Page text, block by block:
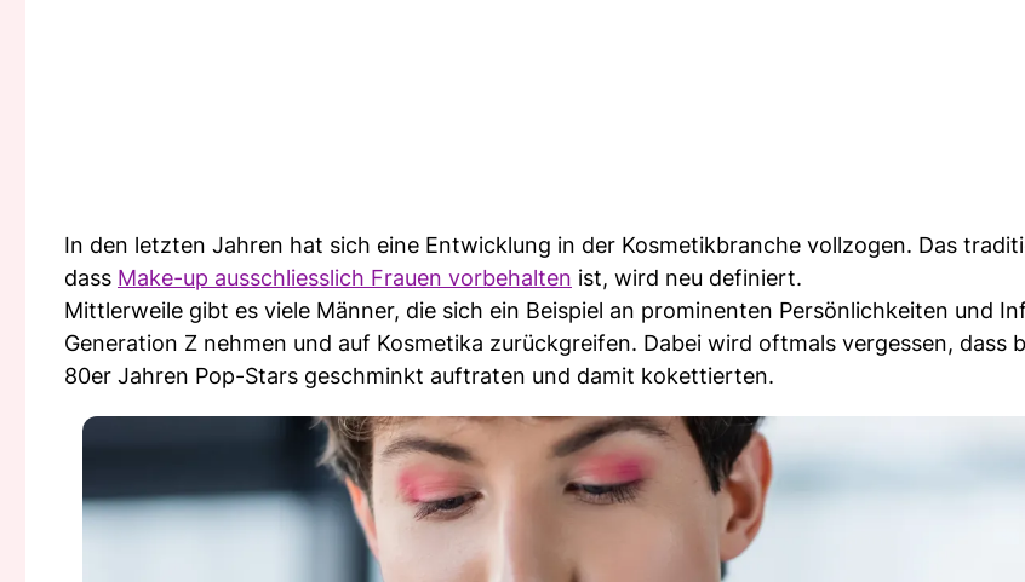
In den letzten Jahren hat sich eine Entwicklung in der Kosmetikbranche vollzogen. Das
dass Make-up ausschliesslich Frauen vorbehalten ist, wird neu definiert.
Mittlerweile gibt es viele Männer, die sich ein Beispiel an prominenten Persönlichkeiten und
Generation Z nehmen und auf Kosmetika zurückgreifen. Dabei wird oftmals vergessen, dass
80er Jahren Pop-Stars geschminkt auftraten und damit kokettierten.